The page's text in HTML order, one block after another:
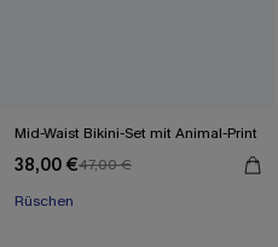
Mid-Waist Bikini-Set mit Animal-Print
38,00 €47,00 €
Rüschen